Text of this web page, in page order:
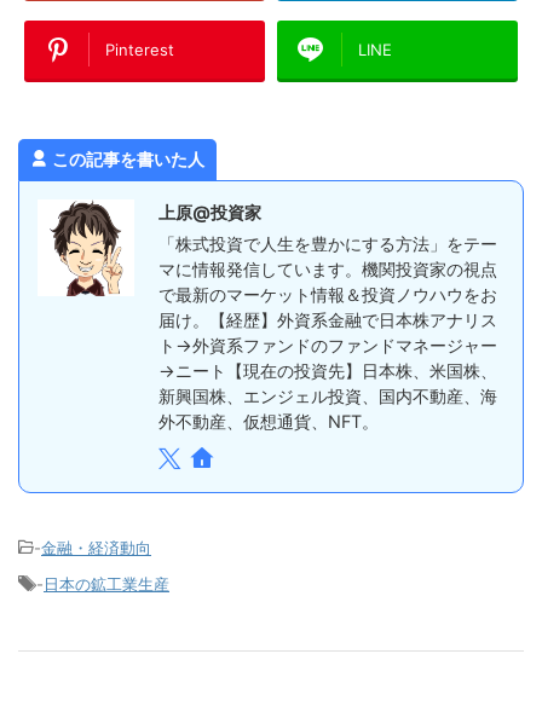
Pinterest LINE
この記事を書いた人
上原@投資家
「株式投資で人生を豊かにする方法」をテー
マに情報発信しています。機関投資家の視点
で最新のマーケット情報＆投資ノウハウをお
届け。【経歴】外資系金融で日本株アナリス
ト→外資系ファンドのファンドマネージャー
→ニート【現在の投資先】日本株、米国株、
新興国株、エンジェル投資、国内不動産、海
外不動産、仮想通貨、NFT。
-金融・経済動向
-日本の鉱工業生産